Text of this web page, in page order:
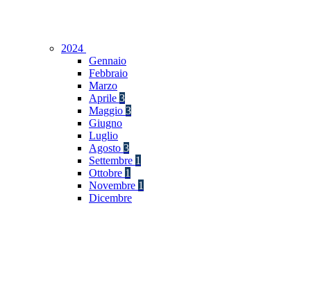
2024
Gennaio
Febbraio
Marzo
Aprile 3
Maggio 3
Giugno
Luglio
Agosto 3
Settembre 1
Ottobre 1
Novembre 1
Dicembre